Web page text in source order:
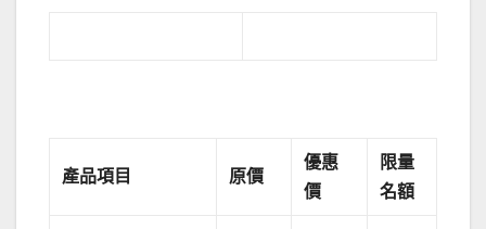
產品項目 原價
優惠
價
限量
名額